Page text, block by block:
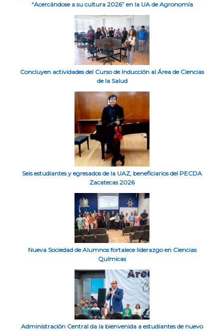
“Acercándose a su cultura 2026” en la UA de Agronomía
Concluyen actividades del Curso de Inducción al Área de Ciencias
de la Salud
Seis estudiantes y egresados de la UAZ, beneficiarios del PECDA
Zacatecas 2026
Nueva Sociedad de Alumnos fortalece liderazgo en Ciencias
Químicas
Administración Central da la bienvenida a estudiantes de nuevo